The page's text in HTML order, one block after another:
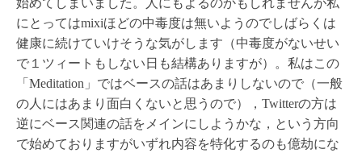
始めてしまいました。人にもよるのかもしれませんが私
にとってはmixiほどの中毒度は無いようのでしばらくは
健康に続けていけそうな気がします（中毒度がないせい
で１ツィートもしない日も結構ありますが）。私はこの
「Meditation」ではベースの話はあまりしないので（一般
の人にはあまり面白くないと思うので），Twitterの方は
逆にベース関連の話をメインにしようかな，という方向
で始めておりますがいずれ内容を特化するのも億劫にな